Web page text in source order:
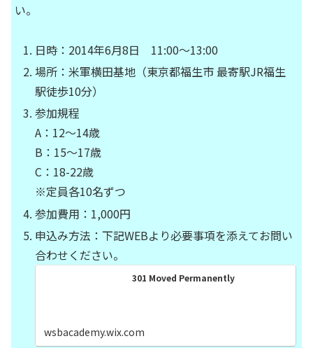
い。
日時：2014年6月8日 11:00～13:00
場所：米軍横田基地（東京都福生市 最寄駅JR福生
駅徒歩10分）
参加規程
A：12～14歳
B：15～17歳
C：18-22歳
※定員各10名ずつ
参加費用：1,000円
申込み方法：下記WEBより必要事項を添えてお問い
合わせください。
301 Moved Permanently
wsbacademy.wix.com